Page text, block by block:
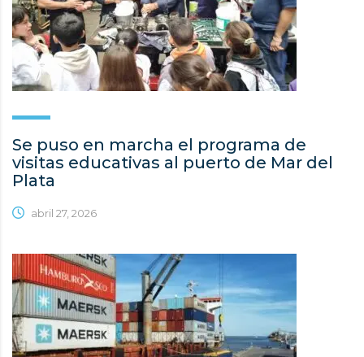
Se puso en marcha el programa de
visitas educativas al puerto de Mar del
Plata
abril 27, 2026